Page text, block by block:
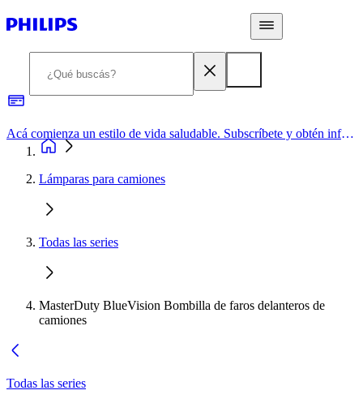
Acá comienza un estilo de vida saludable. Subscríbete y obtén información de primera mano
Lámparas para camiones
Todas las series
MasterDuty BlueVision Bombilla de faros delanteros de
camiones
Todas las series